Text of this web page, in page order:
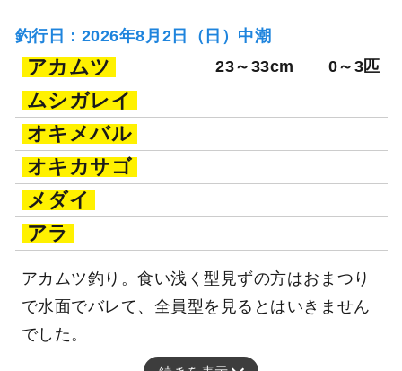
釣行日：2026年8月2日（日）中潮
アカムツ 23～33cm 0～3匹
ムシガレイ
オキメバル
オキカサゴ
メダイ
アラ
アカムツ釣り。食い浅く型見ずの方はおまつり
で水面でバレて、全員型を見るとはいきません
でした。